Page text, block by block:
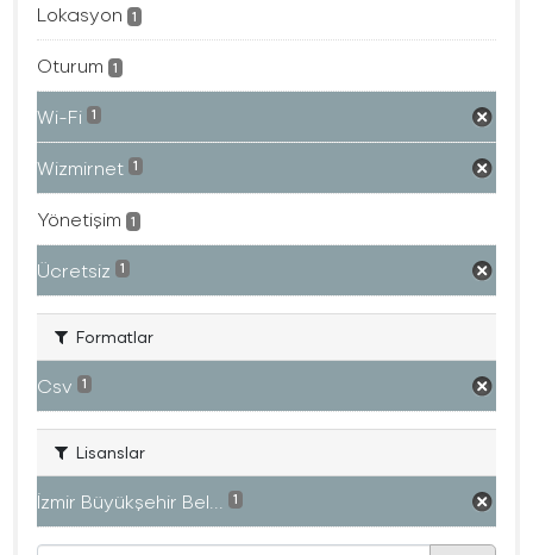
Lokasyon 1
Oturum 1
Wi-Fi 1
Wizmirnet 1
Yönetişim 1
Ücretsiz 1
Formatlar
Csv 1
Lisanslar
İzmir Büyükşehir Bel... 1